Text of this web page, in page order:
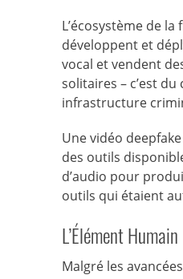
L’écosystème de
développent et
vocal et vendent
solitaires – c’est
infrastructure
Une vidéo
des outils
d’audio pour
outils qui étaient
L’Élément
Malgré les